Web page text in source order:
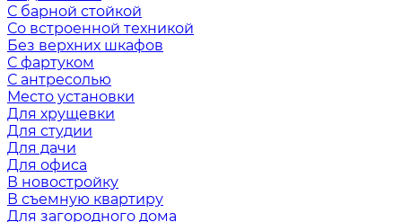
С барной стойкой
Со встроенной техникой
Без верхних шкафов
С фартуком
С антресолью
Место установки
Для хрущевки
Для студии
Для дачи
Для офиса
В новостройку
В съемную квартиру
Для загородного дома